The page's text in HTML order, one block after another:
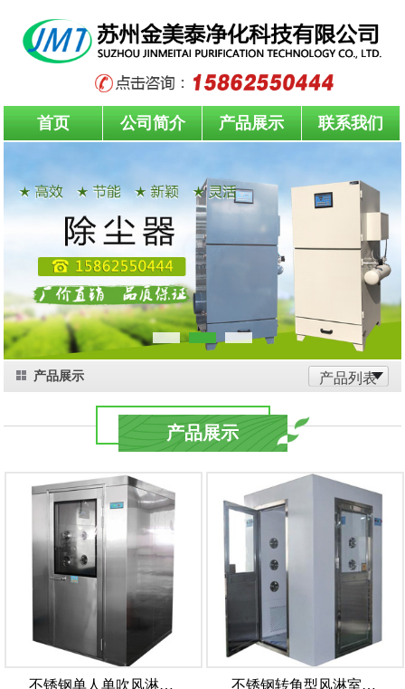
首页 公司简介 产品展示 联系我们
产品展示 产品列表
产品展示
不锈钢单人单吹风淋… 不锈钢转角型风淋室…